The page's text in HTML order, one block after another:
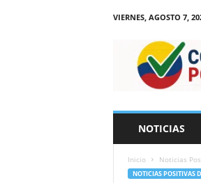
VIERNES, AGOSTO 7,
NOTICIAS
Inicio Noticias
NOTICIAS POSITIVAS